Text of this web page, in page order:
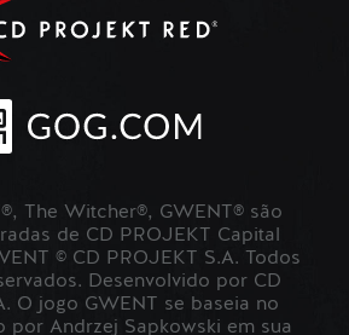
The Witcher®, GWENT® são
de CD PROJEKT Capital
© CD PROJEKT S.A. Todos
Desenvolvido por CD
O jogo GWENT se baseia no
por Andrzej Sapkowski em sua